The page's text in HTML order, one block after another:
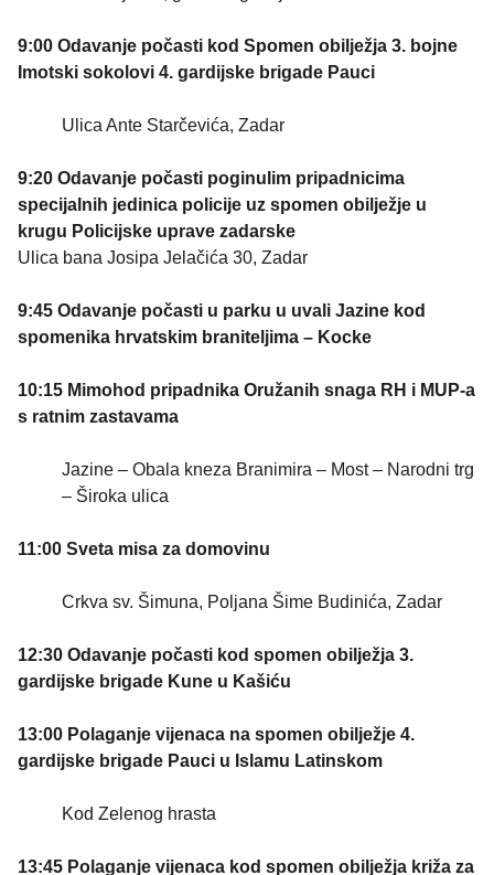
9:00 Odavanje počasti kod Spomen obilježja 3. bojne
Imotski sokolovi 4. gardijske brigade Pauci
Ulica Ante Starčevića, Zadar
9:20 Odavanje počasti poginulim pripadnicima
specijalnih jedinica policije uz spomen obilježje u
krugu Policijske uprave zadarske
Ulica bana Josipa Jelačića 30, Zadar
9:45 Odavanje počasti u parku u uvali Jazine kod
spomenika hrvatskim braniteljima – Kocke
10:15 Mimohod pripadnika Oružanih snaga RH i MUP-a
s ratnim zastavama
Jazine – Obala kneza Branimira – Most – Narodni trg
– Široka ulica
11:00 Sveta misa za domovinu
Crkva sv. Šimuna, Poljana Šime Budinića, Zadar
12:30 Odavanje počasti kod spomen obilježja 3.
gardijske brigade Kune u Kašiću
13:00 Polaganje vijenaca na spomen obilježje 4.
gardijske brigade Pauci u Islamu Latinskom
Kod Zelenog hrasta
13:45 Polaganje vijenaca kod spomen obilježja križa za